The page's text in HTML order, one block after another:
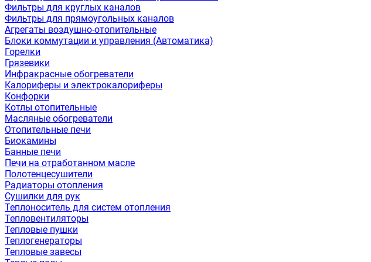
Фильтры для круглых каналов
Фильтры для прямоугольных каналов
Агрегаты воздушно-отопительные
Блоки коммутации и управления (Автоматика)
Горелки
Грязевики
Инфракрасные обогреватели
Калориферы и электрокалориферы
Конфорки
Котлы отопительные
Масляные обогреватели
Отопительные печи
Биокамины
Банные печи
Печи на отработанном масле
Полотенцесушители
Радиаторы отопления
Сушилки для рук
Теплоноситель для систем отопления
Тепловентиляторы
Тепловые пушки
Теплогенераторы
Тепловые завесы